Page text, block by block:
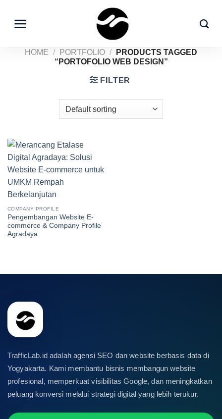
content
HOME / PORTFOLIO /
PRODUCTS TAGGED
“PORTOFOLIO WEB DESIGN”
FILTER
COMPANY PROFILE
Pengembangan Website E-
commerce & Company Profile
Agradaya
TrafficLab.id adalah agensi SEO dan website berbasis data di
Yogyakarta. Kami membantu bisnis membangun website
profesional, memperkuat visibilitas Google, dan meningkatkan
peluang konversi melalui strategi digital yang lebih terukur.